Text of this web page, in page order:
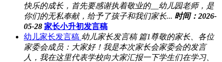
快乐的成长，首先要感谢执着敬业的__幼儿园老师，是
你们的无私奉献，给予了孩子和我们家长... 时间：2026-
05-28 家长小升初发言稿
幼儿家长发言稿 幼儿家长发言稿 篇1尊敬的家长、各位
家委会成员：大家好！我是本次家长会家委会的发言
人，我在这里代表学校向大家汇报一下学生们在学习、